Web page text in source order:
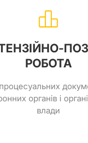
РОБОТА
органів і
влади